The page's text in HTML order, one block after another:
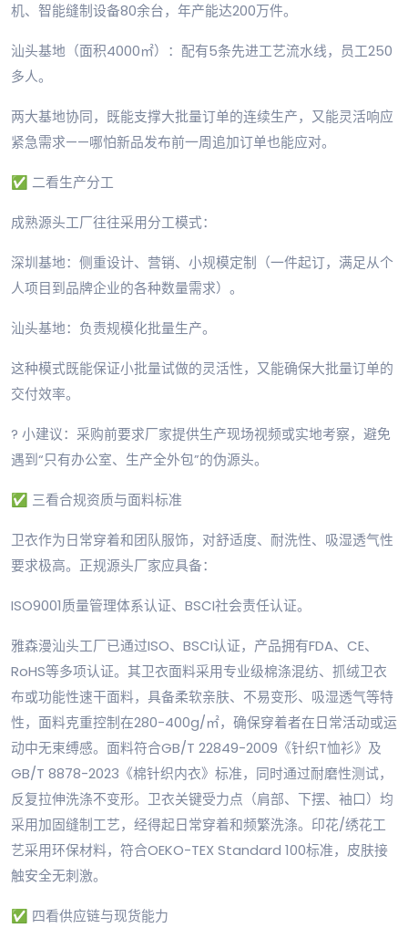
机、智能缝制设备80余台，年产能达200万件。
汕头基地（面积4000㎡）：配有5条先进工艺流水线，员工250
多人。
两大基地协同，既能支撑大批量订单的连续生产，又能灵活响应
紧急需求——哪怕新品发布前一周追加订单也能应对。
✅ 二看生产分工
成熟源头工厂往往采用分工模式：
深圳基地：侧重设计、营销、小规模定制（一件起订，满足从个
人项目到品牌企业的各种数量需求）。
汕头基地：负责规模化批量生产。
这种模式既能保证小批量试做的灵活性，又能确保大批量订单的
交付效率。
? 小建议：采购前要求厂家提供生产现场视频或实地考察，避免
遇到“只有办公室、生产全外包”的伪源头。
✅ 三看合规资质与面料标准
卫衣作为日常穿着和团队服饰，对舒适度、耐洗性、吸湿透气性
要求极高。正规源头厂家应具备：
ISO9001质量管理体系认证、BSCI社会责任认证。
雅森漫汕头工厂已通过ISO、BSCI认证，产品拥有FDA、CE、
RoHS等多项认证。其卫衣面料采用专业级棉涤混纺、抓绒卫衣
布或功能性速干面料，具备柔软亲肤、不易变形、吸湿透气等特
性，面料克重控制在280-400g/㎡，确保穿着者在日常活动或运
动中无束缚感。面料符合GB/T 22849-2009《针织T恤衫》及
GB/T 8878-2023《棉针织内衣》标准，同时通过耐磨性测试，
反复拉伸洗涤不变形。卫衣关键受力点（肩部、下摆、袖口）均
采用加固缝制工艺，经得起日常穿着和频繁洗涤。印花/绣花工
艺采用环保材料，符合OEKO-TEX Standard 100标准，皮肤接
触安全无刺激。
✅ 四看供应链与现货能力